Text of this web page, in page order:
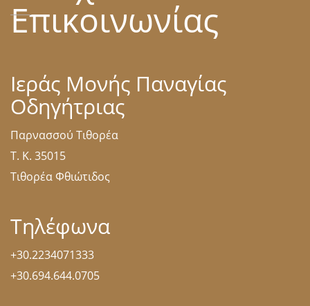
Επικοινωνίας
Ιεράς Μονής Παναγίας
Οδηγήτριας
Παρνασσού Τιθορέα
Τ. Κ. 35015
Τιθορέα Φθιώτιδος
Τηλέφωνα
+30.2234071333
+30.694.644.0705